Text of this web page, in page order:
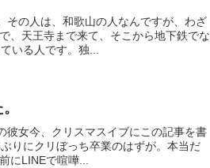
その人は、和歌山の人なんですが、わざ
、天王寺まで来て、そこから地下鉄でな
いる人です。独...
今、クリスマスイブにこの記事を書
りにクリぼっち卒業のはずが。本当だ
にLINEで喧嘩...